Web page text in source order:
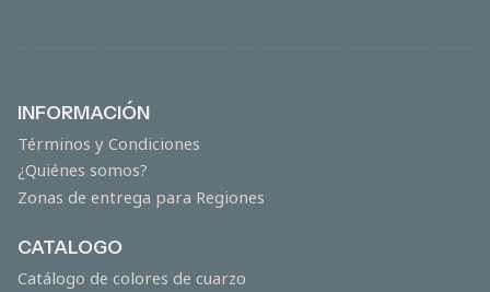
INFORMACIÓN
Términos y Condiciones
¿Quiénes somos?
Zonas de entrega para Regiones
CATALOGO
Catálogo de colores de cuarzo